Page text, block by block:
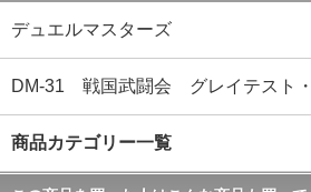
デュエルマスターズ
DM-31 戦国武闘会 グレイテスト
商品カテゴリー一覧